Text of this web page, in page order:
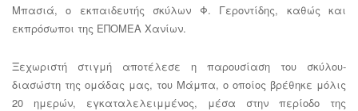
Μπασιά, ο εκπαιδευτής σκύλων Φ. Γεροντίδης, καθώς και
εκπρόσωποι της ΕΠΟΜΕΑ Χανίων.
Ξεχωριστή στιγμή αποτέλεσε η παρουσίαση του σκύλου-
διασώστη της ομάδας μας, του Μάμπα, ο οποίος βρέθηκε μόλις
20 ημερών, εγκαταλελειμμένος, μέσα στην περίοδο της